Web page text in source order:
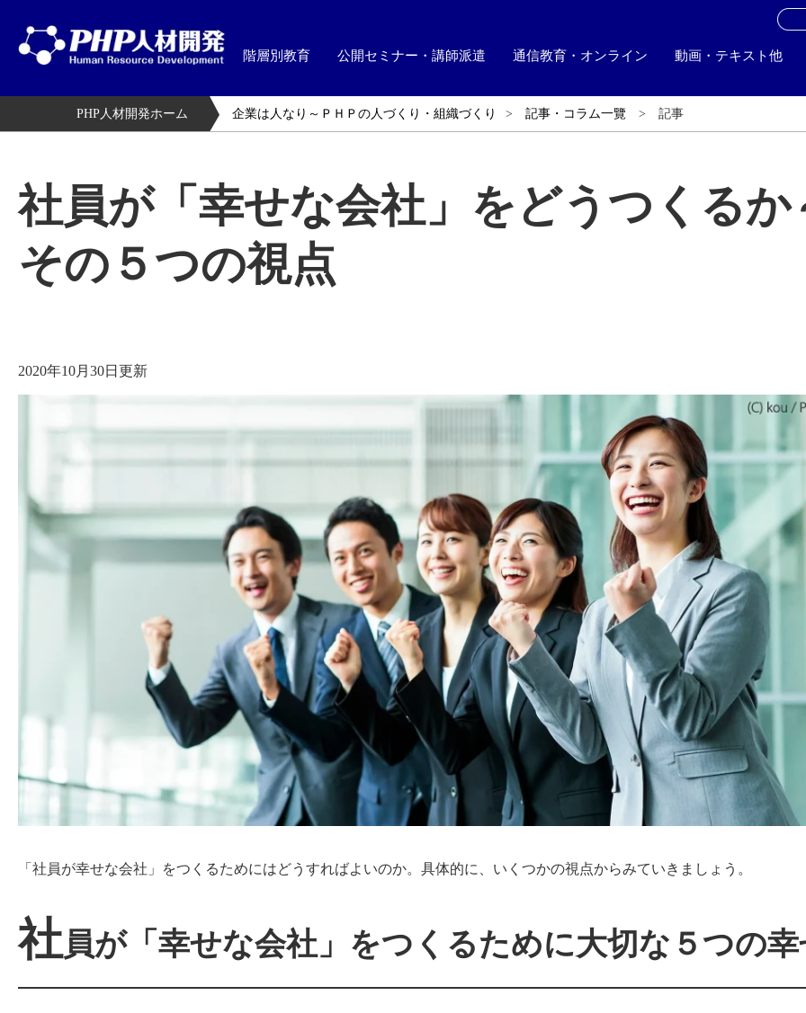
階層別教育 公開セミナー・講師派遣 通信教育・オンライン 動画・テキスト他
PHP人材開発ホーム 企業は人なり～ＰＨＰの人づくり・組織づくり 記事・コラム一覽 記事
社員が「幸せな会社」をどうつくるか
その５つの視点
2020年10月30日更新
「社員が幸せな会社」をつくるためにはどうすればよいのか。具体的に、いくつかの視点からみていきましょう。
社員が「幸せな会社」をつくるために大切な５つの